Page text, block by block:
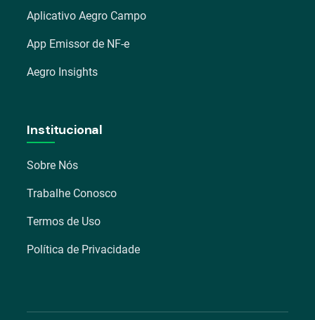
Aplicativo Aegro Campo
App Emissor de NF-e
Aegro Insights
Institucional
Sobre Nós
Trabalhe Conosco
Termos de Uso
Política de Privacidade